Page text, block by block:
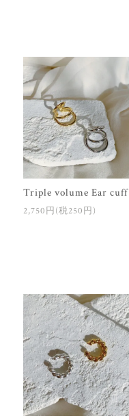
Triple volume Ear cuff
2,750円(税250円)